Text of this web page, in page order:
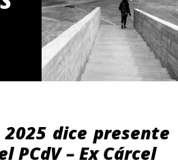
dice presente
PCdV – Ex Cárcel